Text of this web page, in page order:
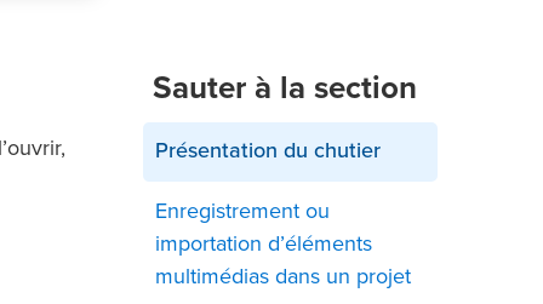
Sauter à la section
Présentation du chutier
Enregistrement ou
importation d’éléments
multimédias dans un projet